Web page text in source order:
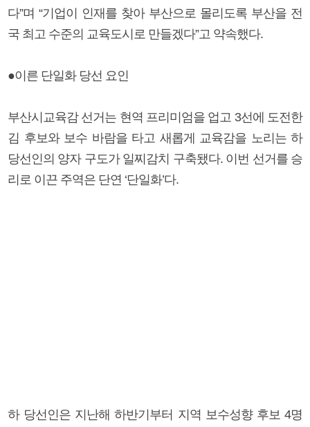
다”며 “기업이 인재를 찾아 부산으로 몰리도록 부산을 전
국 최고 수준의 교육도시로 만들겠다”고 약속했다.
●이른 단일화 당선 요인
부산시교육감 선거는 현역 프리미엄을 업고 3선에 도전한
김 후보와 보수 바람을 타고 새롭게 교육감을 노리는 하
당선인의 양자 구도가 일찌감치 구축됐다. 이번 선거를 승
리로 이끈 주역은 단연 ‘단일화’다.
하 당선인은 지난해 하반기부터 지역 보수성향 후보 4명